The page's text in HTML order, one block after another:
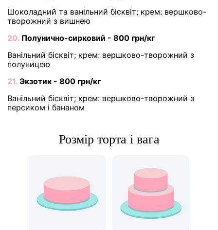
Шоколадний та ванільний бісквіт; крем: вершково-
творожний з вишнею
20. Полунично-сирковий - 800 грн/кг
Ванільний бісквіт; крем: вершково-творожний з
полуницею
21. Экзотик - 800 грн/кг
Ванільний бісквіт; крем: вершково-творожний з
персиком і бананом
Розмір торта і вага